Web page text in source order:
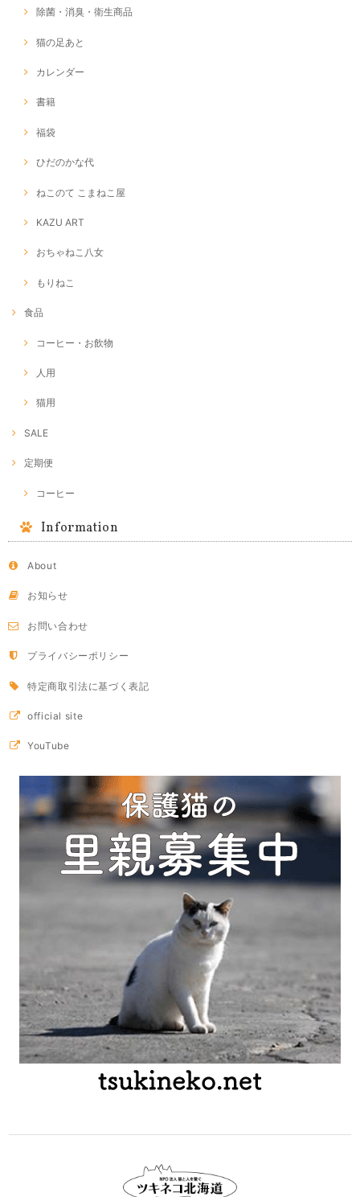
除菌・消臭・衛生商品
猫の足あと
カレンダー
書籍
福袋
ひだのかな代
ねこのて こまねこ屋
KAZU ART
おちゃねこ八女
もりねこ
食品
コーヒー・お飲物
人用
猫用
SALE
定期便
コーヒー
Information
About
お知らせ
お問い合わせ
プライバシーポリシー
特定商取引法に基づく表記
official site
YouTube